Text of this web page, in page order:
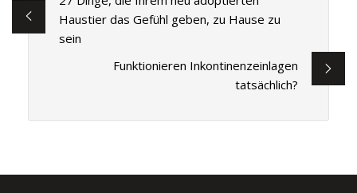
Haustier das Gefühl geben, zu Hause zu
sein
Funktionieren Inkontinenzeinlagen
tatsächlich?